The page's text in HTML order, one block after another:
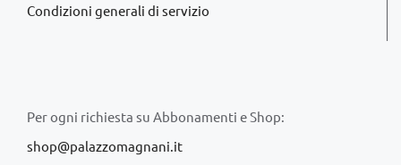
Condizioni generali di servizio
Per ogni richiesta su Abbonamenti e Shop:
shop@palazzomagnani.it